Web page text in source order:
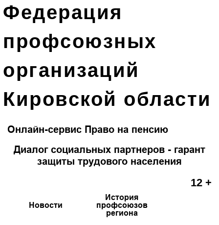
Федерация
профсоюзных
организаций
Кировской области
Онлайн-сервис Право на пенсию
Диалог социальных партнеров - гарант
защиты трудового населения
12 +
Новости
История
профсоюзов
региона